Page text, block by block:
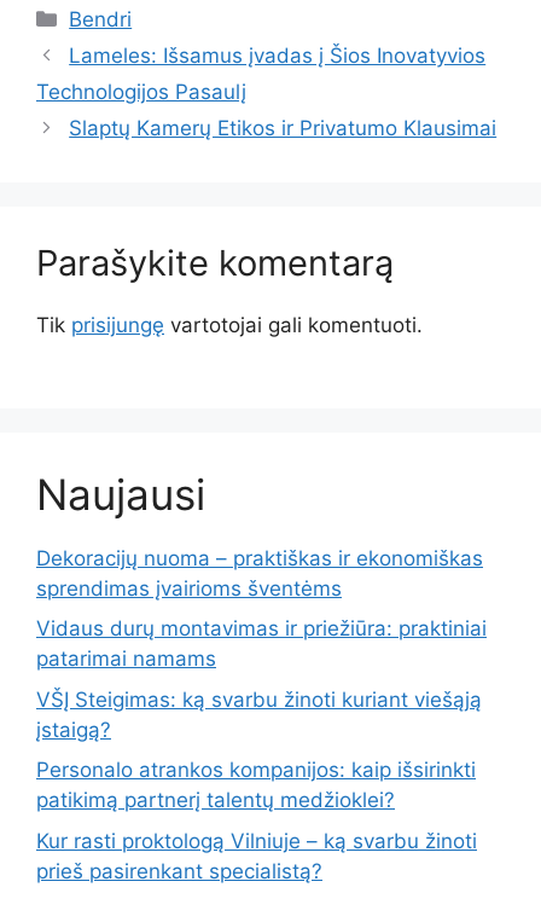
Kategorijos
Bendri
Lameles: Išsamus įvadas į Šios Inovatyvios
Technologijos Pasaulį
Slaptų Kamerų Etikos ir Privatumo Klausimai
Parašykite komentarą
Tik prisijungę vartotojai gali komentuoti.
Naujausi
Dekoracijų nuoma – praktiškas ir ekonomiškas
sprendimas įvairioms šventėms
Vidaus durų montavimas ir priežiūra: praktiniai
patarimai namams
VŠĮ Steigimas: ką svarbu žinoti kuriant viešąją
įstaigą?
Personalo atrankos kompanijos: kaip išsirinkti
patikimą partnerį talentų medžioklei?
Kur rasti proktologą Vilniuje – ką svarbu žinoti
prieš pasirenkant specialistą?